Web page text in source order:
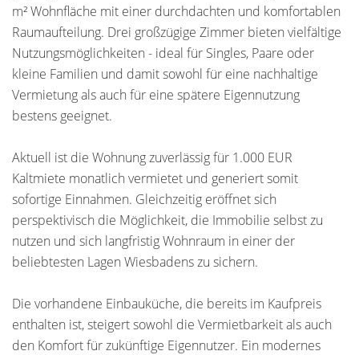
m² Wohnfläche mit einer durchdachten und komfortablen
Raumaufteilung. Drei großzügige Zimmer bieten vielfältige
Nutzungsmöglichkeiten - ideal für Singles, Paare oder
kleine Familien und damit sowohl für eine nachhaltige
Vermietung als auch für eine spätere Eigennutzung
bestens geeignet.
Aktuell ist die Wohnung zuverlässig für 1.000 EUR
Kaltmiete monatlich vermietet und generiert somit
sofortige Einnahmen. Gleichzeitig eröffnet sich
perspektivisch die Möglichkeit, die Immobilie selbst zu
nutzen und sich langfristig Wohnraum in einer der
beliebtesten Lagen Wiesbadens zu sichern.
Die vorhandene Einbauküche, die bereits im Kaufpreis
enthalten ist, steigert sowohl die Vermietbarkeit als auch
den Komfort für zukünftige Eigennutzer. Ein modernes